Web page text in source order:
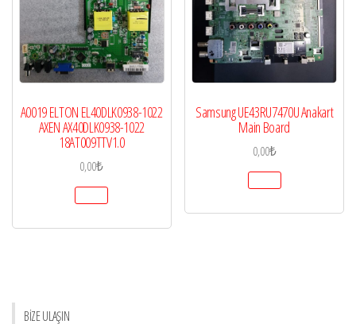
A0019 ELTON EL40DLK0938-1022
AXEN AX40DLK0938-1022
18AT009TTV1.0
0,00₺
Samsung UE43RU7470U Anakart
Main Board
0,00₺
BİZE ULAŞIN